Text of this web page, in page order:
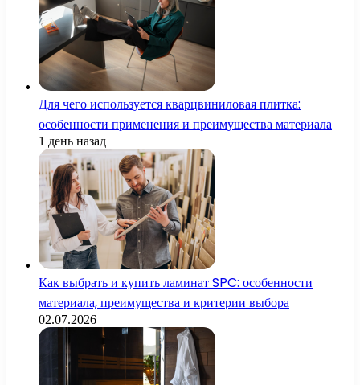
Для чего используется кварцвиниловая плитка:
особенности применения и преимущества материала
1 день назад
Как выбрать и купить ламинат SPC: особенности
материала, преимущества и критерии выбора
02.07.2026